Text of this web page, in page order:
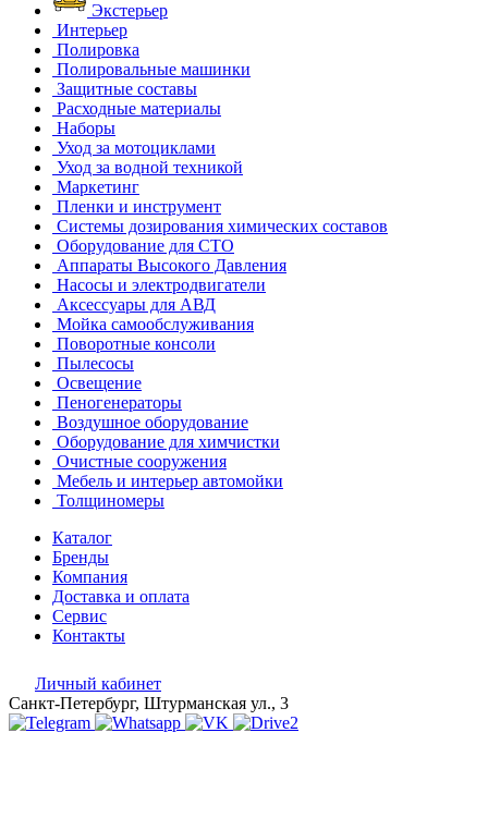
Экстерьер
Интерьер
Полировка
Полировальные машинки
Защитные составы
Расходные материалы
Наборы
Уход за мотоциклами
Уход за водной техникой
Маркетинг
Пленки и инструмент
Системы дозирования химических составов
Оборудование для СТО
Аппараты Высокого Давления
Насосы и электродвигатели
Аксессуары для АВД
Мойка самообслуживания
Поворотные консоли
Пылесосы
Освещение
Пеногенераторы
Воздушное оборудование
Оборудование для химчистки
Очистные сооружения
Мебель и интерьер автомойки
Толщиномеры
Каталог
Бренды
Компания
Доставка и оплата
Сервис
Контакты
Личный кабинет
Санкт-Петербург, Штурманская ул., 3